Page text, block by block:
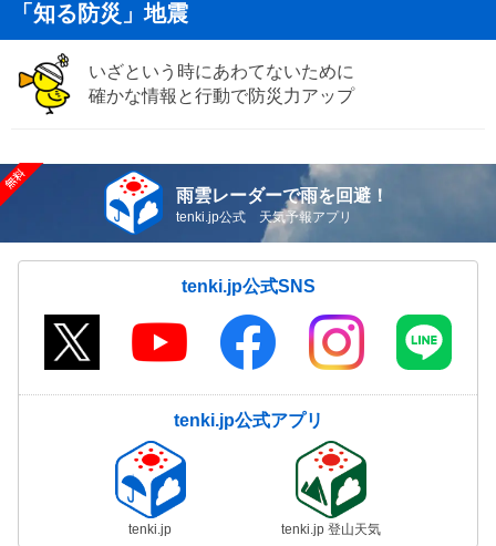
「知る防災」地震
いざという時にあわてないために
確かな情報と行動で防災力アップ
雨雲レーダーで雨を回避！
tenki.jp公式 天気予報アプリ
tenki.jp公式SNS
tenki.jp公式アプリ
tenki.jp tenki.jp 登山天気